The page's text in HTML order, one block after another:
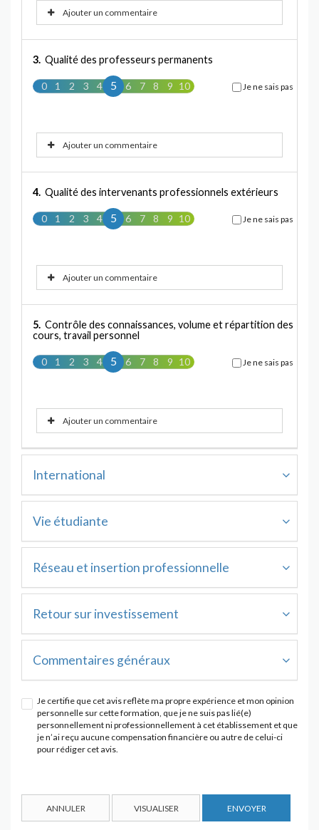
Ajouter un commentaire
3. Qualité des professeurs permanents
5
0 1 2 3 4 5 6 7 8 9 10 Je ne sais pas
Ajouter un commentaire
4. Qualité des intervenants professionnels extérieurs
5
0 1 2 3 4 5 6 7 8 9 10 Je ne sais pas
Ajouter un commentaire
5. Contrôle des connaissances, volume et répartition des
cours, travail personnel
5
0 1 2 3 4 5 6 7 8 9 10 Je ne sais pas
Ajouter un commentaire
International
Vie étudiante
Réseau et insertion professionnelle
Retour sur investissement
Commentaires généraux
Je certifie que cet avis reflète ma propre expérience et mon opinion
personnelle sur cette formation, que je ne suis pas lié(e)
personnellement ni professionnellement à cet établissement et que
je n’ai reçu aucune compensation financière ou autre de celui-ci
pour rédiger cet avis.
ANNULER VISUALISER ENVOYER